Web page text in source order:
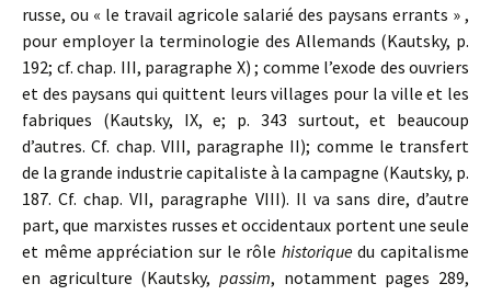
russe, ou « le travail agricole salarié des paysans errants » ,
pour employer la terminologie des Allemands (Kautsky, p.
192; cf. chap. III, paragraphe X) ; comme l’exode des ouvriers
et des paysans qui quittent leurs villages pour la ville et les
fabriques (Kautsky, IX, e; p. 343 surtout, et beaucoup
d’autres. Cf. chap. VIII, paragraphe II); comme le transfert
de la grande industrie capitaliste à la campagne (Kautsky, p.
187. Cf. chap. VII, paragraphe VIII). Il va sans dire, d’autre
part, que marxistes russes et occidentaux portent une seule
et même appréciation sur le rôle historiquedu capitalisme
en agriculture (Kautsky, passim, notamment pages 289,